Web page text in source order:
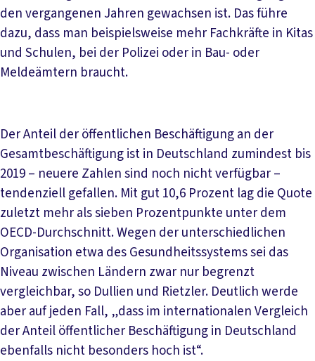
den vergangenen Jahren gewachsen ist. Das führe
dazu, dass man beispielsweise mehr Fachkräfte in Kitas
und Schulen, bei der Polizei oder in Bau- oder
Meldeämtern braucht.
Der Anteil der öffentlichen Beschäftigung an der
Gesamtbeschäftigung ist in Deutschland zumindest bis
2019 – neuere Zahlen sind noch nicht verfügbar –
tendenziell gefallen. Mit gut 10,6 Prozent lag die Quote
zuletzt mehr als sieben Prozentpunkte unter dem
OECD-Durchschnitt. Wegen der unterschiedlichen
Organisation etwa des Gesundheitssystems sei das
Niveau zwischen Ländern zwar nur begrenzt
vergleichbar, so Dullien und Rietzler. Deutlich werde
aber auf jeden Fall, „dass im internationalen Vergleich
der Anteil öffentlicher Beschäftigung in Deutschland
ebenfalls nicht besonders hoch ist“.